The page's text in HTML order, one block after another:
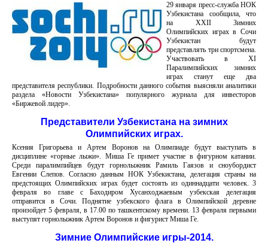
29 января пресс-служба НОК
Узбекистана сообщила, что
на XXII Зимних
Олимпийских играх в Сочи
Узбекистан будут
представлять три спортсмена.
Участвовать в XI
Паралимпийских зимних
играх станут еще два
представителя республики. Подробности данного события выясняли аналитики
раздела «Новости Узбекистана» популярного журнала для инвесторов
«Биржевой лидер».
Представители Узбекистана на зимних
Олимпийских играх.
Ксения Григорьева и Артем Воронов на Олимпиаде будут выступать в
дисциплине «горные лыжи». Миша Ге примет участие в фигурном катании.
Среди паралимпийцев будут горнолыжник Рамиль Гаязов и сноубордист
Евгении Слепов. Согласно данным НОК Узбекистана, делегация страны на
предстоящих Олимпийских играх будет состоять из одиннадцати человек. 3
февраля во главе с Баходиром Хусанходжаевым узбекская делегация
отправится в Сочи. Поднятие узбекского флага в Олимпийской деревне
произойдет 5 февраля, в 17.00 по ташкентскому времени. 13 февраля первыми
выступят горнолыжник Артем Воронов и фигурист Миша Ге.
Зимние Олимпийские игры-2014.